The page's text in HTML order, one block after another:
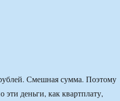
Смешная сумма. Поэтому
деньги, как квартплату,